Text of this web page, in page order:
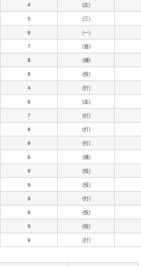
4
(左)
5
(三)
6
(一)
7
(遊)
8
(捕)
9
(投)
4
(打)
6
(走)
7
(打)
8
(打)
9
(打)
6
(捕)
9
(投)
9
(投)
9
(打)
9
(投)
9
(投)
9
(打)